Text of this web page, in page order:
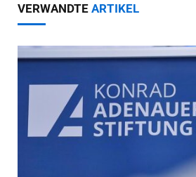
VERWANDTE ARTIKEL